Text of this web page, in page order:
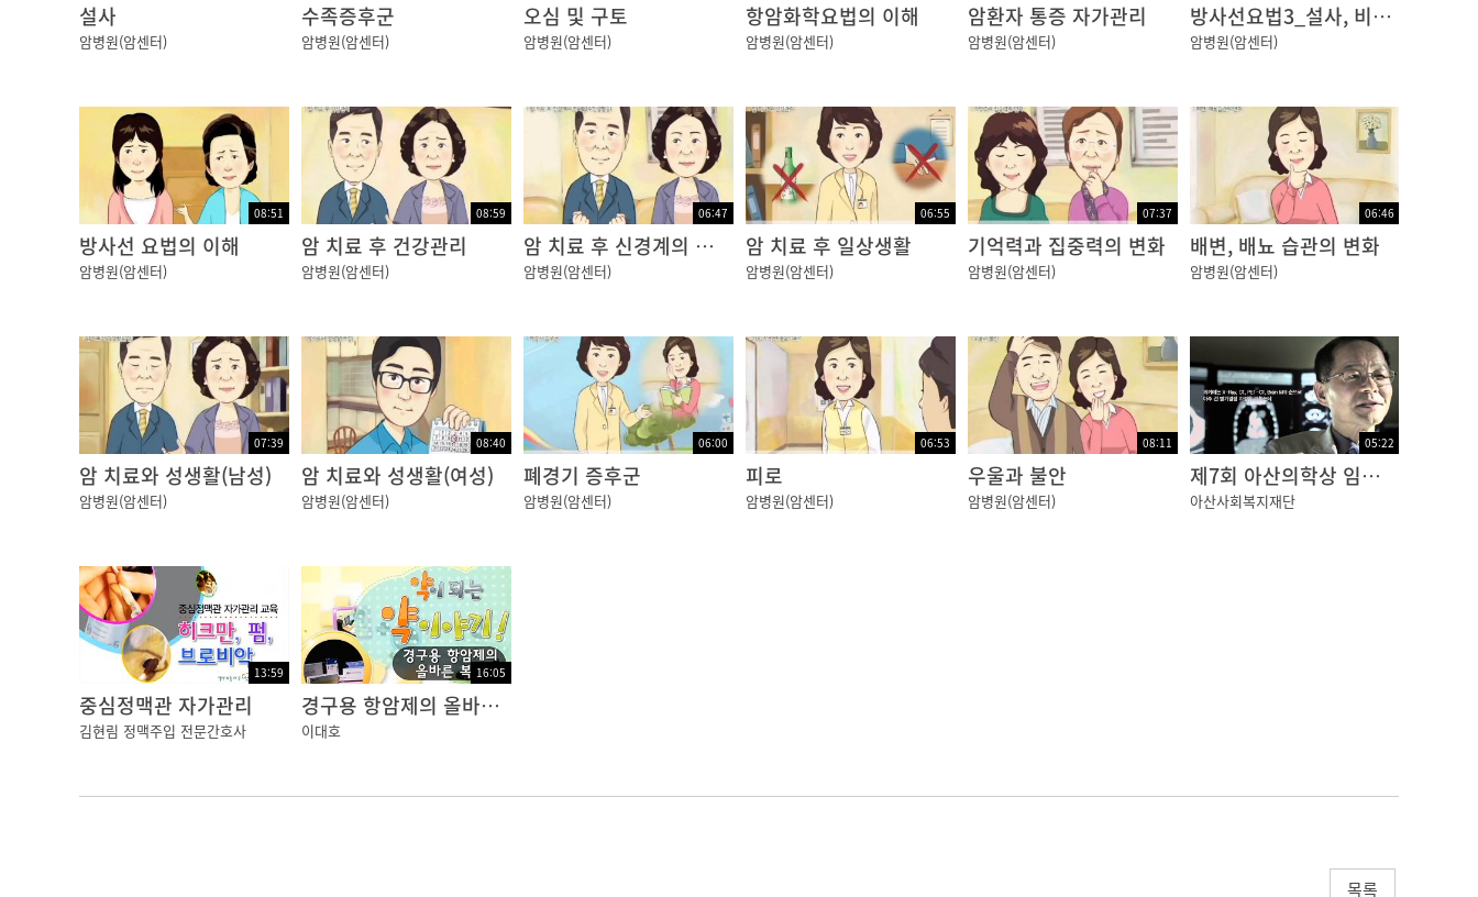
설사
암병원(암센터)
수족증후군
암병원(암센터)
오심 및 구토
암병원(암센터)
항암화학요법의 이해
암병원(암센터)
암환자 통증 자가관리
암병원(암센터)
방사선요법3_설사, 비뇨생식기 변화
암병원(암센터)
08:51
방사선 요법의 이해
암병원(암센터)
08:59
암 치료 후 건강관리
암병원(암센터)
06:47
암 치료 후 신경계의 변화 (말초신경병증)
암병원(암센터)
06:55
암 치료 후 일상생활
암병원(암센터)
07:37
기억력과 집중력의 변화
암병원(암센터)
06:46
배변, 배뇨 습관의 변화
암병원(암센터)
07:39
암 치료와 성생활(남성)
암병원(암센터)
08:40
암 치료와 성생활(여성)
암병원(암센터)
06:00
폐경기 증후군
암병원(암센터)
06:53
피로
암병원(암센터)
08:11
우울과 불안
암병원(암센터)
05:22
제7회 아산의학상 임상의학부문 "폐 안에 숨겨진 진실을 찾다!"
아산사회복지재단
13:59
중심정맥관 자가관리
김현림 정맥주입 전문간호사
16:05
경구용 항암제의 올바른 복용
이대호
목록